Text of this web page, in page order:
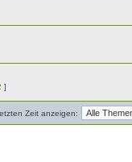
]
Zeit anzeigen: